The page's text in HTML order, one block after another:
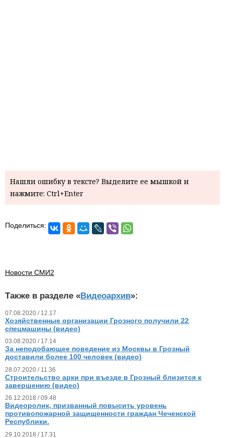
Нашли ошибку в тексте? Выделите ее мышкой и
нажмите: Ctrl+Enter
Поделиться:
Новости СМИ2
Также в разделе «Видеоархив»:
07.08.2020 / 12.17
Хозяйственные организации Грозного получили 22
спецмашины (видео)
03.08.2020 / 17.14
За неподобающее поведение из Москвы в Грозный
доставили более 100 человек (видео)
28.07.2020 / 11.36
Строительство арки при въезде в Грозный близится к
завершению (видео)
26.12.2018 / 09.48
Видеоролик, призванный повысить уровень
противопожарной защищенности граждан Чеченской
Республики.
29.10.2018 / 17.31